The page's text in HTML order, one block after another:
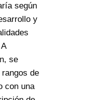
según
y
se
de
con una